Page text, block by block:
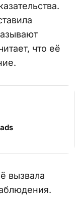
что её
вызвала